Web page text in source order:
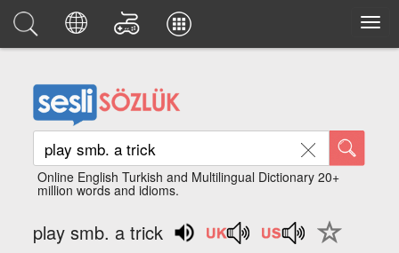
Online English Turkish and Multilingual Dictionary 20+
million words and idioms.
play smb. a trick